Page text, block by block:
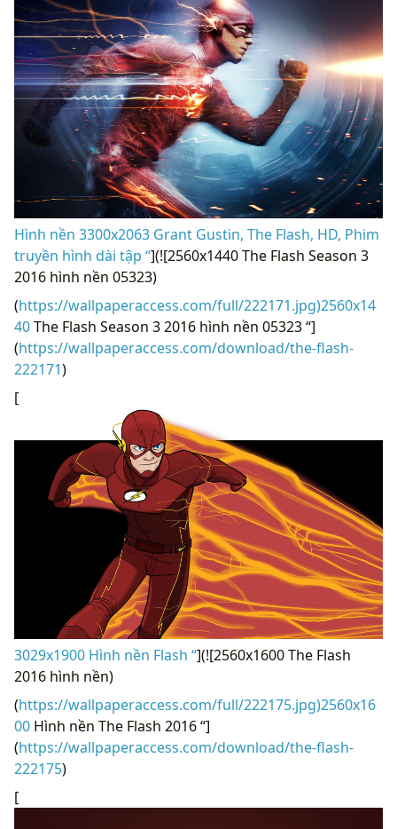
Hình nền 3300x2063 Grant Gustin, The Flash, HD, Phim
truyền hình dài tập “](![2560x1440 The Flash Season 3
2016 hình nền 05323)
(https://wallpaperaccess.com/full/222171.jpg)2560x14
40The Flash Season 3 2016 hình nền 05323 “]
(https://wallpaperaccess.com/download/the-flash-
222171)
[
3029x1900 Hình nền Flash “](![2560x1600 The Flash
2016 hình nền)
(https://wallpaperaccess.com/full/222175.jpg)2560x16
00 Hình nền The Flash 2016 “]
(https://wallpaperaccess.com/download/the-flash-
222175)
[